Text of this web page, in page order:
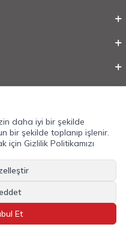
Mobilcadde.com
Hazırlanmıştır.
daha iyi bir şekilde
bir şekilde toplanıp işlenir.
için Gizlilik Politikamızı
Et